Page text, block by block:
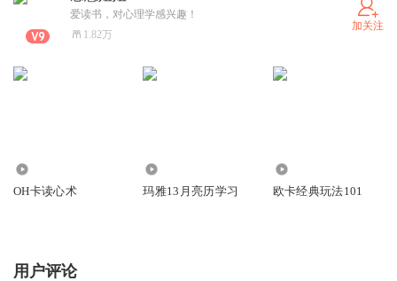
爱读书，对心理学感兴趣！
1.82万
加关注
OH卡读心术 玛雅13月亮历学习 欧卡经典玩法101
用户评论